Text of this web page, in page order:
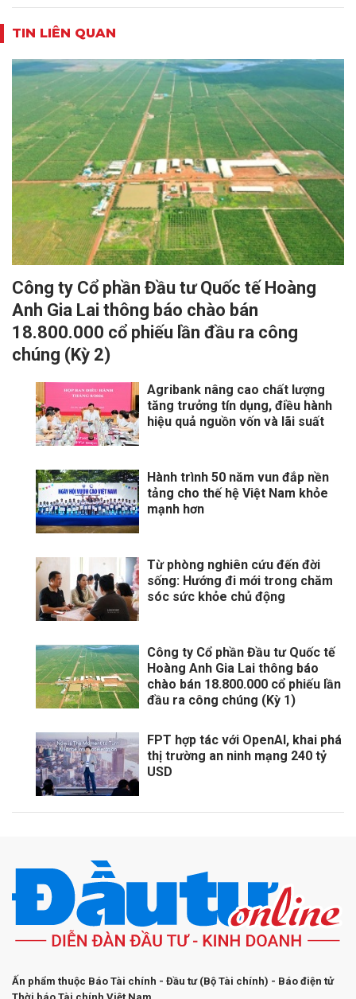
TIN LIÊN QUAN
Công ty Cổ phần Đầu tư Quốc tế Hoàng
Anh Gia Lai thông báo chào bán
18.800.000 cổ phiếu lần đầu ra công
chúng (Kỳ 2)
Agribank nâng cao chất lượng
tăng trưởng tín dụng, điều hành
hiệu quả nguồn vốn và lãi suất
Hành trình 50 năm vun đắp nền
tảng cho thế hệ Việt Nam khỏe
mạnh hơn
Từ phòng nghiên cứu đến đời
sống: Hướng đi mới trong chăm
sóc sức khỏe chủ động
Công ty Cổ phần Đầu tư Quốc tế
Hoàng Anh Gia Lai thông báo
chào bán 18.800.000 cổ phiếu lần
đầu ra công chúng (Kỳ 1)
FPT hợp tác với OpenAI, khai phá
thị trường an ninh mạng 240 tỷ
USD
Ấn phẩm thuộc Báo Tài chính - Đầu tư (Bộ Tài chính) - Báo điện tử